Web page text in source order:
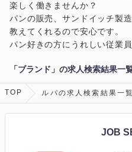
楽しく働きませんか？
パンの販売、サンドイッチ製
教えてくれるので安心です。
パン好きの方にうれしい従業
「ブランド」の求人検索結果一
TOP ルパの求人検索結果一覧
JOB